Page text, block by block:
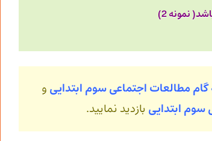
نمونه 2)
گام مطالعات اجتماعی سوم ابتدایی و
سوم ابتدایی بازدید نمایید.